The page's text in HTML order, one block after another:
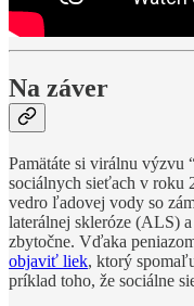
Na záver
Pamätáte si virálnu výzvu
sociálnych sieťach v roku
vedro ľadovej vody so
laterálnej skleróze (ALS)
zbytočne. Vďaka
objaviť liek, ktorý
príklad toho, že sociálne